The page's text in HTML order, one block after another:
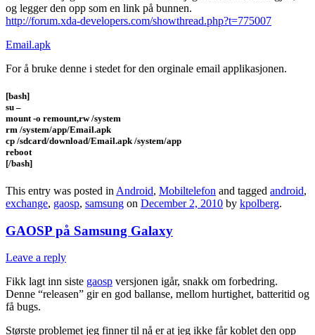
og legger den opp som en link på bunnen.
http://forum.xda-developers.com/showthread.php?t=775007
Email.apk
For å bruke denne i stedet for den orginale email applikasjonen.
[bash]
su –
mount -o remount,rw /system
rm /system/app/Email.apk
cp /sdcard/download/Email.apk /system/app
reboot
[/bash]
This entry was posted in Android, Mobiltelefon and tagged android,
exchange, gaosp, samsung on December 2, 2010 by kpolberg.
GAOSP på Samsung Galaxy
Leave a reply
Fikk lagt inn siste gaosp versjonen igår, snakk om forbedring.
Denne “releasen” gir en god ballanse, mellom hurtighet, batteritid og
få bugs.
Største problemet jeg finner til nå er at jeg ikke får koblet den opp